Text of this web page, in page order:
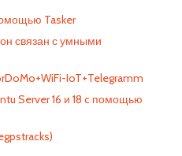
Tasker
связан с умными
IoT+Telegramm
Server 16 и 18 c помощью